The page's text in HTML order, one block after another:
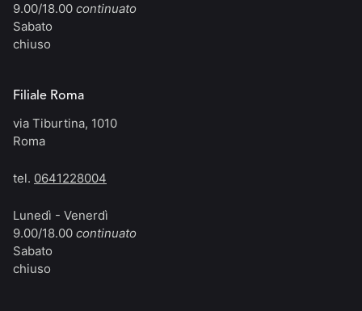
9.00/18.00 continuato
Sabato
chiuso
Filiale Roma
via Tiburtina, 1010
Roma
tel. 0641228004
Lunedì - Venerdì
9.00/18.00 continuato
Sabato
chiuso